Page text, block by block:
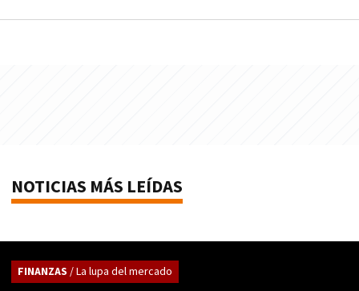
NOTICIAS MÁS LEÍDAS
FINANZAS / La lupa del mercado